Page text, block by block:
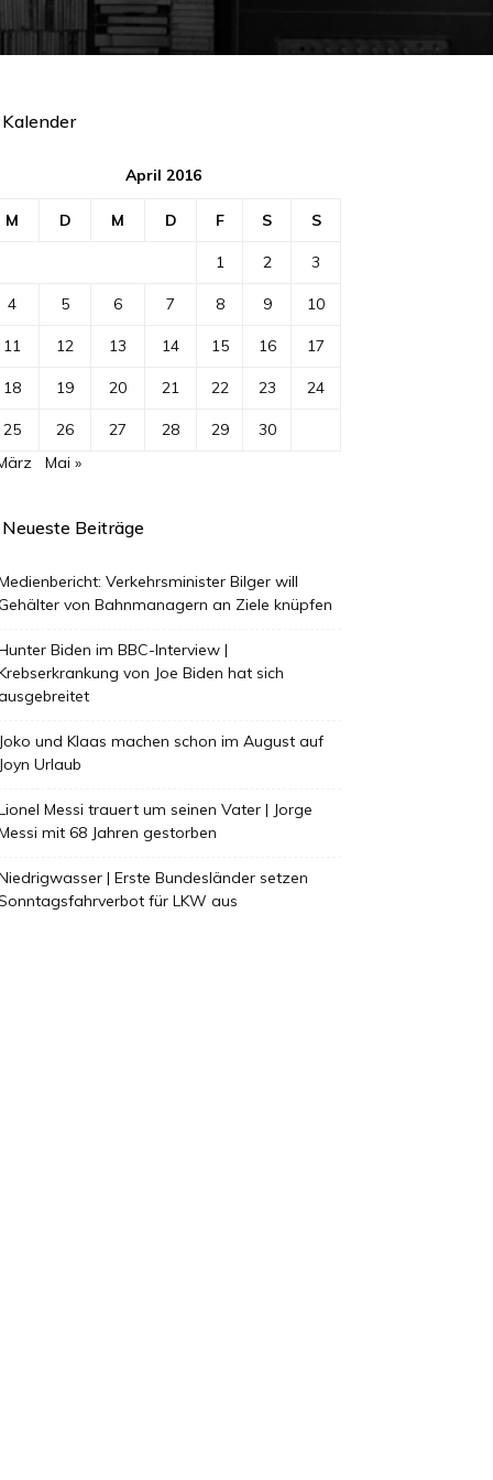
Kalender
April 2016
M D M D F S S
1 2 3
4 5 6 7 8 9 10
11 12 13 14 15 16 17
18 19 20 21 22 23 24
25 26 27 28 29
30
Mai »
Neueste Beiträge
Verkehrsminister Bilger will
von Bahnmanagern an Ziele knüpfen
Biden im BBC-Interview |
von Joe Biden hat sich
und Klaas machen schon im August auf
Urlaub
Messi trauert um seinen Vater | Jorge
mit 68 Jahren gestorben
| Erste Bundesländer setzen
für LKW aus